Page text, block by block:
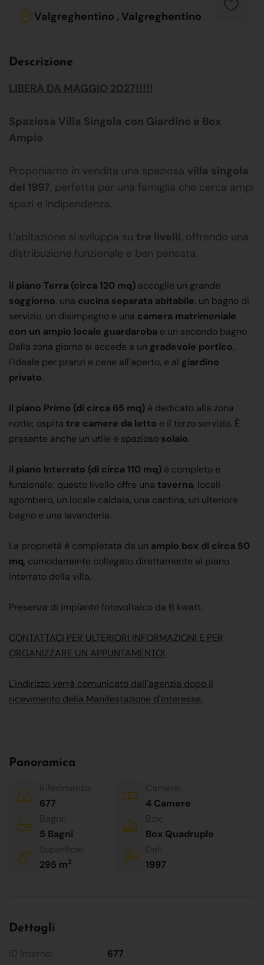
Valgreghentino , Valgreghentino
Descrizione
LIBERA DA MAGGIO 2027!!!!!
Spaziosa Villa Singola con Giardino e Box
Ampio
Proponiamo in vendita una spaziosa villa singola
del 1997, perfetta per una famiglia che cerca ampi
spazi e indipendenza.
L'abitazione si sviluppa su tre livelli, offrendo una
distribuzione funzionale e ben pensata.
il piano Terra (circa 120 mq) accoglie un grande
soggiorno, una cucina separata abitabile, un bagno di
servizio, un disimpegno e una camera matrimoniale
con un ampio locale guardaroba e un secondo bagno .
Dalla zona giorno si accede a un gradevole portico,
l'ideale per pranzi e cene all'aperto, e al giardino
privato.
il piano Primo (di circa 65 mq) è dedicato alla zona
notte; ospita tre camere da letto e il terzo servizio. È
presente anche un utile e spazioso solaio.
il piano Interrato (di circa 110 mq) è completo e
funzionale; questo livello offre una taverna, locali
sgombero, un locale caldaia, una cantina, un ulteriore
bagno e una lavanderia.
La proprietà è completata da un ampio box di circa 50
mq, comodamente collegato direttamente al piano
interrato della villa.
Presenza di impianto fotovoltaico da 6 kwatt.
CONTATTACI PER ULTERIORI INFORMAZIONI E PER
ORGANIZZARE UN APPUNTAMENTO!
L'indirizzo verrà comunicato dall'agenzia dopo il
ricevimento della Manifestazione d'interesse.
Panoramica
Riferimento:
677
Camere:
4 Camere
Bagni:
5 Bagni
Box:
Box Quadruplo
Superficie:
295 m2
Del:
1997
Dettagli
ID Interno: 677